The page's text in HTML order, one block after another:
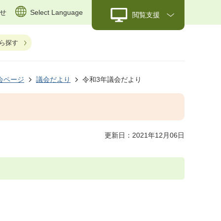
Select Language 閲覧支援
探す
ページ 議会だより 令和3年議会だより
更新日：2021年12月06日